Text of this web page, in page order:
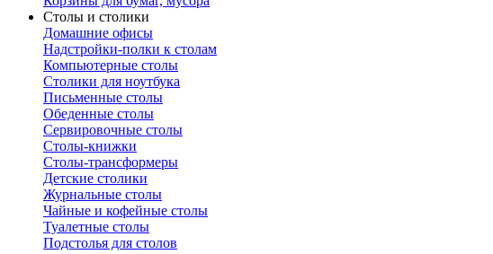
Столы и столики
Домашние офисы
Надстройки-полки к столам
Компьютерные столы
Столики для ноутбука
Письменные столы
Обеденные столы
Сервировочные столы
Столы-книжки
Столы-трансформеры
Детские столики
Журнальные столы
Чайные и кофейные столы
Туалетные столы
Подстолья для столов